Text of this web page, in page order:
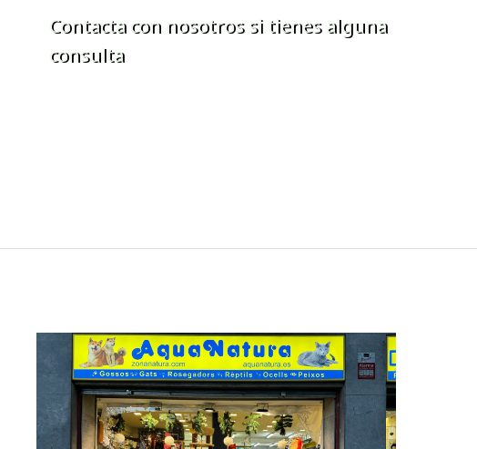
Contacta con nosotros si tienes alguna
consulta